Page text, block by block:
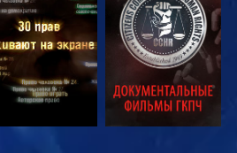
СМОТРЕТЬ СМОТРЕТЬ